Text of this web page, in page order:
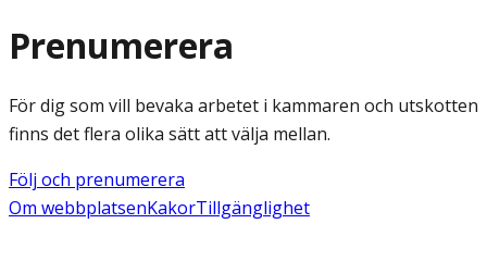
Prenumerera
För dig som vill bevaka arbetet i kammaren och utskotten
finns det flera olika sätt att välja mellan.
Följ och prenumerera
Om webbplatsenKakorTillgänglighet